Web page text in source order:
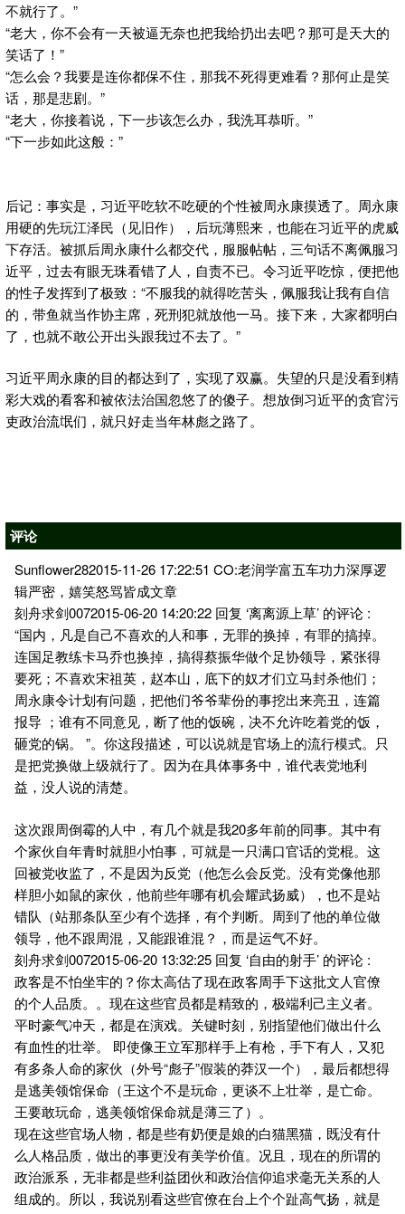
不就行了。”
“老大，你不会有一天被逼无奈也把我给扔出去吧？那可是天大的
笑话了！”
“怎么会？我要是连你都保不住，那我不死得更难看？那何止是笑
话，那是悲剧。”
“老大，你接着说，下一步该怎么办，我洗耳恭听。”
“下一步如此这般：”
后记：事实是，习近平吃软不吃硬的个性被周永康摸透了。周永康
用硬的先玩江泽民（见旧作），后玩薄熙来，也能在习近平的虎威
下存活。被抓后周永康什么都交代，服服帖帖，三句话不离佩服习
近平，过去有眼无珠看错了人，自责不已。令习近平吃惊，便把他
的性子发挥到了极致：“不服我的就得吃苦头，佩服我让我有自信
的，带鱼就当作协主席，死刑犯就放他一马。接下来，大家都明白
了，也就不敢公开出头跟我过不去了。”
习近平周永康的目的都达到了，实现了双赢。失望的只是没看到精
彩大戏的看客和被依法治国忽悠了的傻子。想放倒习近平的贪官污
吏政治流氓们，就只好走当年林彪之路了。
评论
Sunflower282015-11-26 17:22:51 CO:老润学富五车功力深厚逻
辑严密，嬉笑怒骂皆成文章
刻舟求剑0072015-06-20 14:20:22 回复 ‘离离源上草’ 的评论 :
“国内，凡是自己不喜欢的人和事，无罪的换掉，有罪的搞掉。
连国足教练卡马乔也换掉，搞得蔡振华做个足协领导，紧张得
要死；不喜欢宋祖英，赵本山，底下的奴才们立马封杀他们；
周永康令计划有问题，把他们爷爷辈份的事挖出来亮丑，连篇
报导 ；谁有不同意见，断了他的饭碗，决不允许吃着党的饭，
砸党的锅。 ”。你这段描述，可以说就是官场上的流行模式。只
是把党换做上级就行了。因为在具体事务中，谁代表党地利
益，没人说的清楚。
这次跟周倒霉的人中，有几个就是我20多年前的同事。其中有
个家伙自年青时就胆小怕事，可就是一只满口官话的党棍。这
回被党收监了，不是因为反党（他怎么会反党。没有党像他那
样胆小如鼠的家伙，他前些年哪有机会耀武扬威），也不是站
错队（站那条队至少有个选择，有个判断。周到了他的单位做
领导，他不跟周混，又能跟谁混？，而是运气不好。
刻舟求剑0072015-06-20 13:32:25 回复 ‘自由的射手’ 的评论 :
政客是不怕坐牢的？你太高估了现在政客周手下这批文人官僚
的个人品质。。现在这些官员都是精致的，极端利己主义者。
平时豪气冲天，都是在演戏。关键时刻，别指望他们做出什么
有血性的壮举。 即使像王立军那样手上有枪，手下有人，又犯
有多条人命的家伙（外号“彪子”假装的莽汉一个），最后都想得
是逃美领馆保命（王这个不是玩命，更谈不上壮举，是亡命。
王要敢玩命，逃美领馆保命就是薄三了）。
现在这些官场人物，都是些有奶便是娘的白猫黑猫，既没有什
么人格品质，做出的事更没有美学价值。况且，现在的所谓的
政治派系，无非都是些利益团伙和政治信仰追求毫无关系的人
组成的。所以，我说别看这些官僚在台上个个趾高气扬，就是